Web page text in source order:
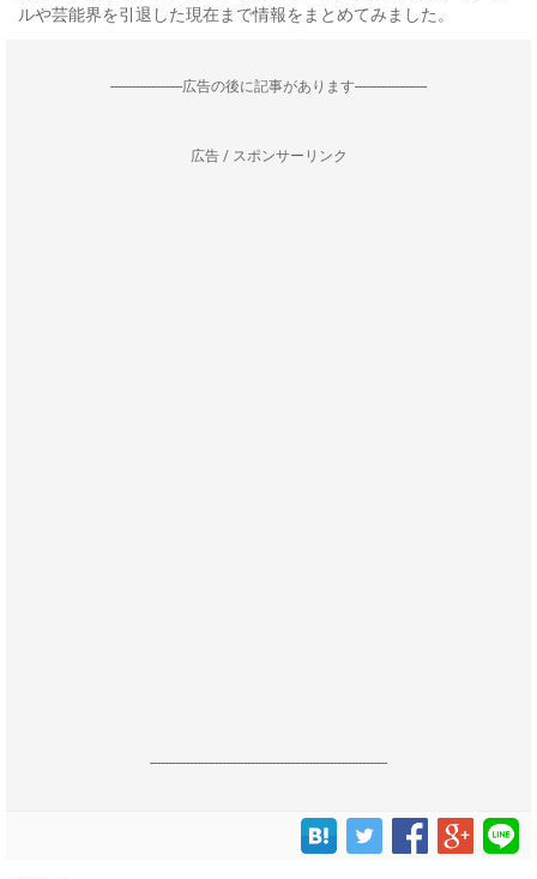
ルや芸能界を引退した現在まで情報をまとめてみました。
--------------------広告の後に記事があります--------------------
広告 / スポンサーリンク
------------------------------------------------------------------